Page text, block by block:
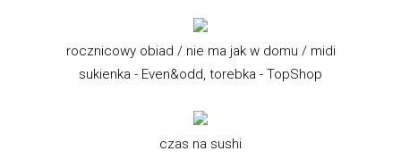
rocznicowy obiad / nie ma jak w domu / midi
sukienka - Even&odd, torebka - TopShop
czas na sushi